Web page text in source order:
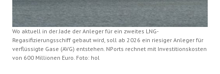
Wo aktuell in der Jade der Anleger für ein zweites LNG-
Regasifizierungsschiff gebaut wird, soll ab 2026 ein riesiger Anleger für
verflüssigte Gase (AVG) entstehen. NPorts rechnet mit Investitionskosten
von 600 Millionen Euro. Foto: hol